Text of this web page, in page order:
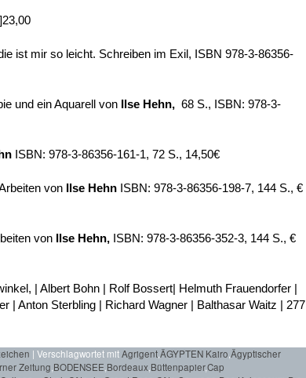
ist mir so leicht. Schreiben im Exil, ISBN 978-3-86356-
und ein Aquarell von Ilse Hehn, 68 S., ISBN: 978-3-
ISBN: 978-3-86356-161-1, 72 S., 14,50€
von Ilse Hehn ISBN: 978-3-86356-198-7, 144 S., €
von Ilse Hehn, ISBN: 978-3-86356-352-3, 144 S., €
| Albert Bohn | Rolf Bossert| Helmuth Frauendorfer |
| Anton Sterbling | Richard Wagner | Balthasar Waitz | 277
| Verschlagwortet mitAgrigentÄGYPTEN Kairo Ägyptischer
Zeitung BODENSEE Bordeaux Büttenpapier,Cap